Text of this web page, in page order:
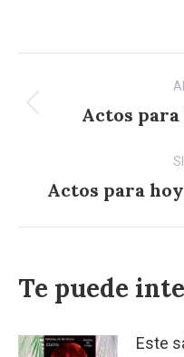
entreActos para
Actos para
Te puede
Este